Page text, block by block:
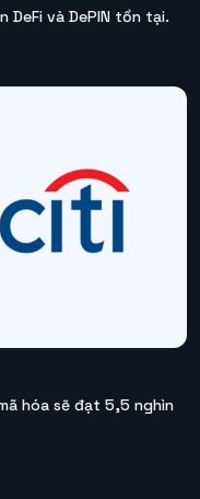
DeFi và DePIN tồn tại.
hóa sẽ đạt 5,5 nghìn